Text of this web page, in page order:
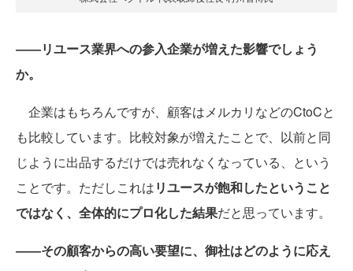
――リユース業界への参入企業が増えた影響でしょう
か。
企業はもちろんですが、顧客はメルカリなどのCtoCと
も比較しています。比較対象が増えたことで、以前と同
じように出品するだけでは売れなくなっている、という
ことです。ただしこれはリユースが飽和したということ
ではなく、全体的にプロ化した結果だと思っています。
――その顧客からの高い要望に、御社はどのように応え